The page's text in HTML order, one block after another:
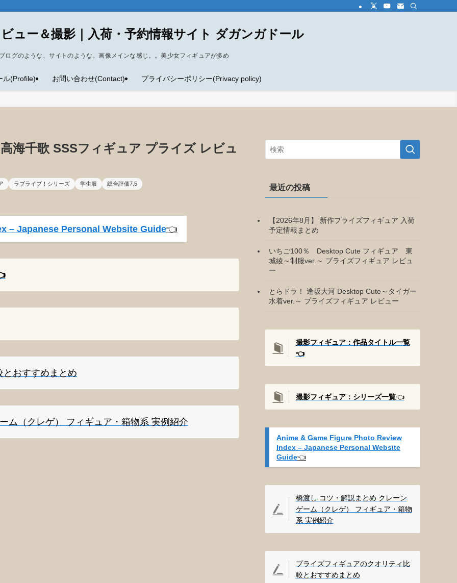
ュー＆撮影｜入荷・予約情報サイト ダガンガドール
ブログのような、サイトのような。画像メインな感じ。。美少女フィギュアが多め
ル(Profile) お問い合わせ(Contact) プライバシーポリシー(Privacy policy)
海千歌 SSSフィギュア プライズ レビュ
ラブライブ！シリーズ 学生服 総合評価7.5
– Japanese Personal Website Guide👈️
とおすすめまとめ
ム（クレゲ） フィギュア・箱物系 実例紹介
最近の投稿
【2026年8月】 新作プライズフィギュア 入荷
予定情報まとめ
いちご100％ Desktop Cute フィギュア 東
城綾～制服ver.～ プライズフィギュア レビュ
ー
とらドラ！ 逢坂大河 Desktop Cute～タイガー
水着ver.～ プライズフィギュア レビュー
撮影フィギュア：作品タイトル一覧
👈️
撮影フィギュア：シリーズ一覧👈️
Anime & Game Figure Photo Review
Index – Japanese Personal Website
Guide👈️
橋渡し コツ・解説まとめ クレーン
ゲーム（クレゲ） フィギュア・箱物
系 実例紹介
プライズフィギュアのクオリティ比
較とおすすめまとめ